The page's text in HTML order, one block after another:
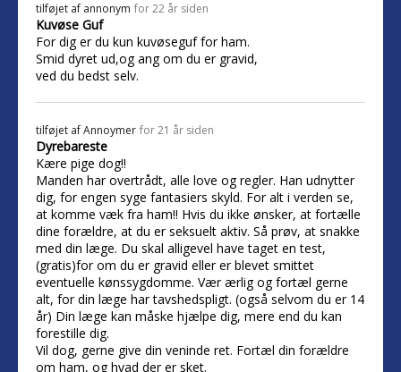
tilføjet af annonym for 22 år siden
Kuvøse Guf
For dig er du kun kuvøseguf for ham.
Smid dyret ud,og ang om du er gravid,
ved du bedst selv.
tilføjet afAnnoymer for 21 år siden
Dyrebareste
Kære pige dog!!
Manden har overtrådt, alle love og regler. Han udnytter
dig, for engen syge fantasiers skyld. For alt i verden se,
at komme væk fra ham!! Hvis du ikke ønsker, at fortælle
dine forældre, at du er seksuelt aktiv. Så prøv, at snakke
med din læge. Du skal alligevel have taget en test,
(gratis)for om du er gravid eller er blevet smittet
eventuelle kønssygdomme. Vær ærlig og fortæl gerne
alt, for din læge har tavshedspligt. (også selvom du er 14
år) Din læge kan måske hjælpe dig, mere end du kan
forestille dig.
Vil dog, gerne give din veninde ret. Fortæl din forældre
om ham, og hvad der er sket.